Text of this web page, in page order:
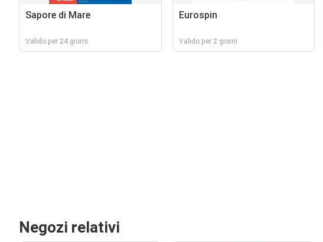
Sapore di Mare
Valido per 24 giorni
Eurospin
Valido per 2 giorni
Negozi relativi